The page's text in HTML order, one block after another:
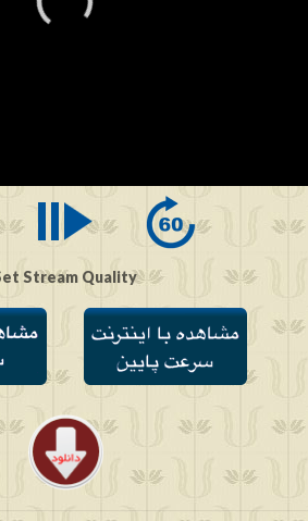
Stream Quality